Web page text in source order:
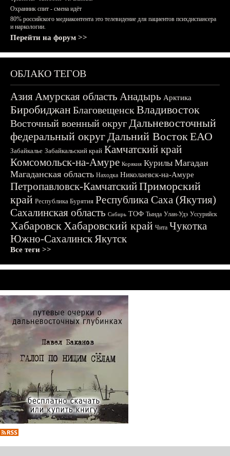
Охранник спит - смена идёт
80% российского медиаконтента это телевидение для пациентов психдиспансера
и наркологии.
Перейти на форум >>
ОБЛАКО ТЕГОВ
АзияАмурская область Анадырь Арктика
БиробиджанБлаговещенскВладивосток
Восточный военный округДальневосточный
федеральный округДальний ВостокЕАО
Забайкалье Забайкальский край Камчатский край
Комсомольск-на-Амуре Корякия Курилы Магадан
Магаданская область Находка Николаевск-на-Амуре
Петропавловск-КамчатскийПриморский
край Республика Бурятия Республика Саха (Якутия)
Сахалинская область Сибирь ТОФ Тында Улан-Удэ Уссурийск
ХабаровскХабаровский край Чита Чукотка
Южно-СахалинскЯкутск
Все теги >>